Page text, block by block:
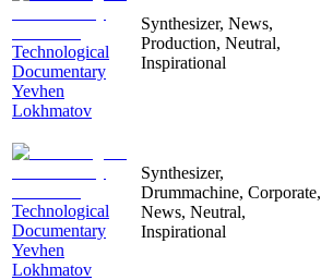
Technological
Documentary
Yevhen
Lokhmatov
Synthesizer, News,
Production, Neutral,
Inspirational
Technological
Documentary
Yevhen
Lokhmatov
Synthesizer,
Drummachine, Corporate,
News, Neutral,
Inspirational